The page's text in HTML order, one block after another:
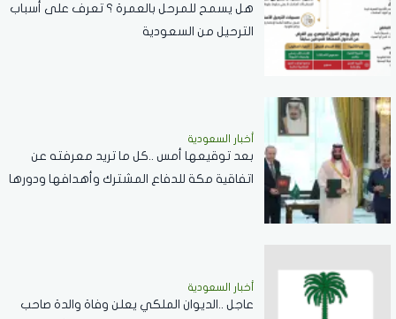
هل يسمح للمرحل بالعمرة ؟ تعرف على أسباب
الترحيل من السعودية
أخبار السعودية
بعد توقيعها أمس ..كل ما تريد معرفته عن
اتفاقية مكة للدفاع المشترك وأهدافها ودورها
أخبار السعودية
عاجل ..الديوان الملكي يعلن وفاة والدة صاحب